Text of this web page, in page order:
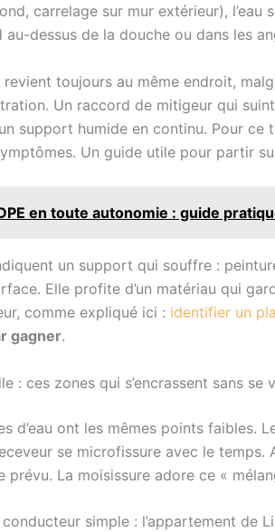
carrelage sur mur extérieur),
dessus de la douche ou dans les
revient toujours au même endroit,
Un raccord de mitigeur qui
support humide en continu. Pour
Un guide utile pour partir
en toute autonomie : guide
un support qui souffre :
Elle profite d’un matériau qui
comme expliqué ici : identifier un
gagner.
: ces zones qui s’encrassent sans se
d’eau ont les mêmes points faibles.
se microfissure avec le
prévu. La moisissure adore ce «
simple : l’appartement de